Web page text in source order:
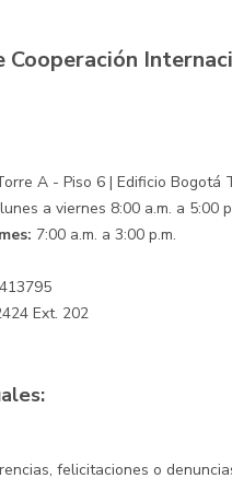
A - Piso 6 | Edificio Bogotá
lunes a viernes 8:00 a.m. a 5:00
7:00 a.m. a 3:00 p.m.
Ext. 202
felicitaciones o